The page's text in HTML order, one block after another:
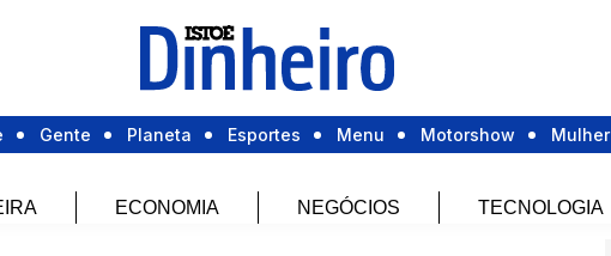
Gente Planeta Esportes Menu Motorshow Mulher
ECONOMIA NEGÓCIOS TECNOLOGIA